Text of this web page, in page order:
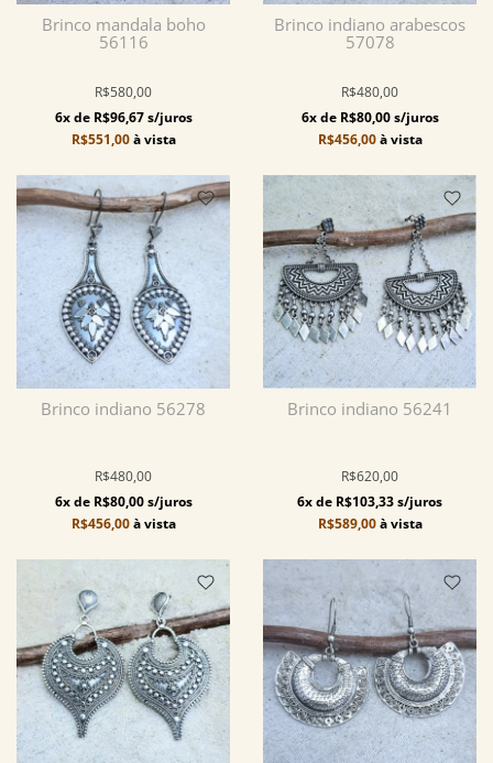
Brinco mandala boho
56116
R$580,00
6x de R$96,67 s/juros
R$551,00à vista
Brinco indiano arabescos
57078
R$480,00
6x de R$80,00 s/juros
R$456,00à vista
Brinco indiano 56278
R$480,00
6x de R$80,00 s/juros
R$456,00à vista
Brinco indiano 56241
R$620,00
6x de R$103,33 s/juros
R$589,00à vista